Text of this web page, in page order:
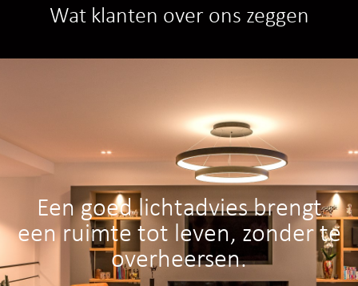
Wat klanten over ons zeggen
Een goed lichtadvies brengt
een ruimte tot leven, zonder te
overheersen.